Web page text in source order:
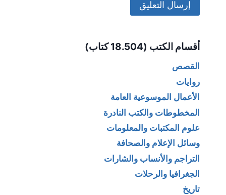
أقسام الكتب (18.504 كتاب)
القصص
روايات
الأعمال الموسوعية العامة
المخطوطات والكتب النادرة
علوم المكتبات والمعلومات
وسائل الإعلام والصحافة
التراجم والأنساب والشارات
الجغرافيا والرحلات
تاريخ